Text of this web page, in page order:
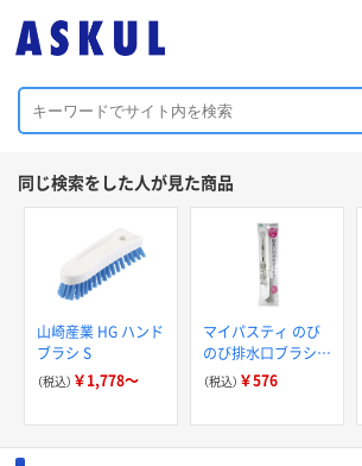
同じ検索をした人が見た商品
山崎産業 HG ハンド
ブラシ S
（税込） ￥1,778～
マイパスティ のび
のび排水口ブラシ
洗いやすい直角ブラ
（税込） ￥576